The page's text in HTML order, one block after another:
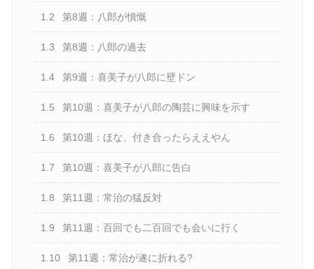
1.2 第8週：八郎が憤慨
1.3 第8週：八郎の過去
1.4 第9週：喜美子が八郎に壁ドン
1.5 第10週：喜美子が八郎の陶芸に興味を示す
1.6 第10週：ほな、付き合ったらええやん
1.7 第10週：喜美子が八郎に告白
1.8 第11週：常治の猛反対
1.9 第11週：百回でも二百回でも会いに行く
1.10 第11週：常治が遂に折れる?